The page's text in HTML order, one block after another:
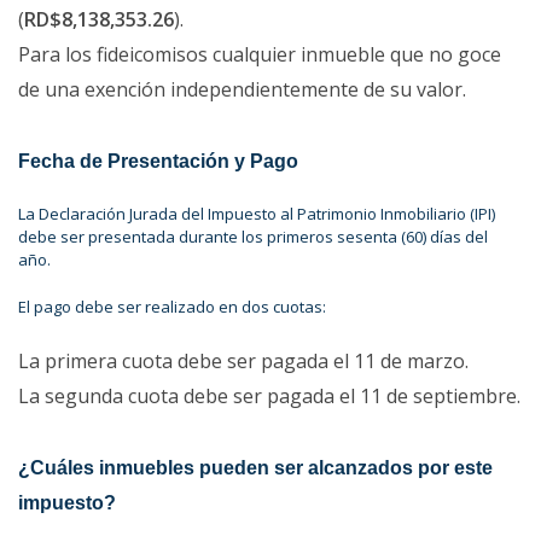
(RD$8,138,353.26).
Para los fideicomisos cualquier inmueble que no goce
de una exención independientemente de su valor.
Fecha de Presentación y Pago
La Declaración Jurada del Impuesto al Patrimonio Inmobiliario (IPI)
debe ser presentada durante los primeros sesenta (60) días del
año.
El pago debe ser realizado en dos cuotas:
La primera cuota debe ser pagada el 11​ de marzo.
La segunda cuota debe ser pagada el 11 de septiembre.
¿Cuáles inmuebles pueden ser alcanzados por este
impuesto?